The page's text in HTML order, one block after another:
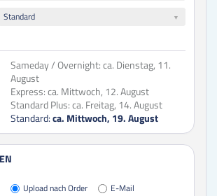
Standard
Sameday / Overnight:ca. Dienstag, 11.
August
Express:ca. Mittwoch, 12. August
Standard Plus:ca. Freitag, 14. August
Standard:ca. Mittwoch, 19. August
Upload nach Order
E-Mail